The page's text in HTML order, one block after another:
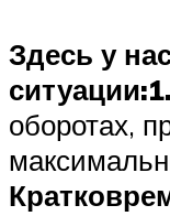
Здесь у
ситуации:
оборотах,